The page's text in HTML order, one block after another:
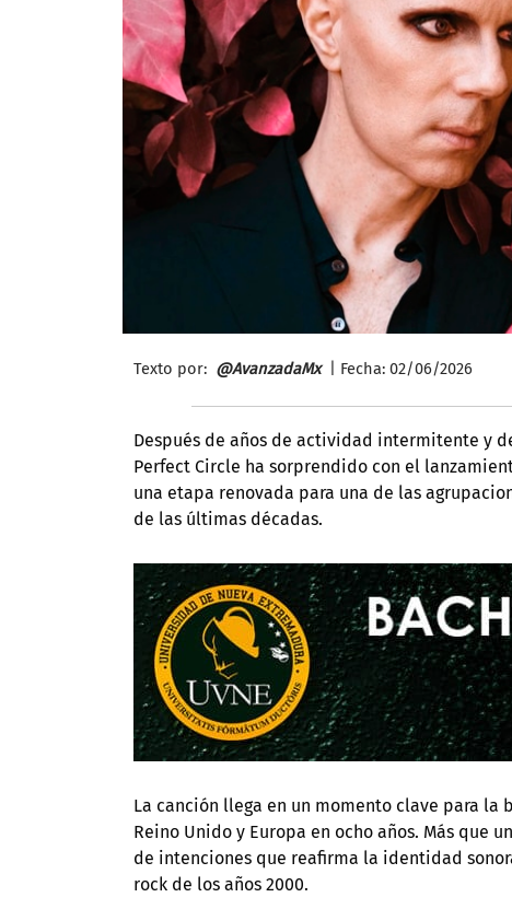
Texto por: @AvanzadaMx | Fecha: 02/06/2026
Después de años de actividad intermitente y
Perfect Circle ha sorprendido con el
una etapa renovada para una de las
de las últimas décadas.
La canción llega en un momento clave para
Reino Unido y Europa en ocho años. Más que
de intenciones que reafirma la identidad
rock de los años 2000.